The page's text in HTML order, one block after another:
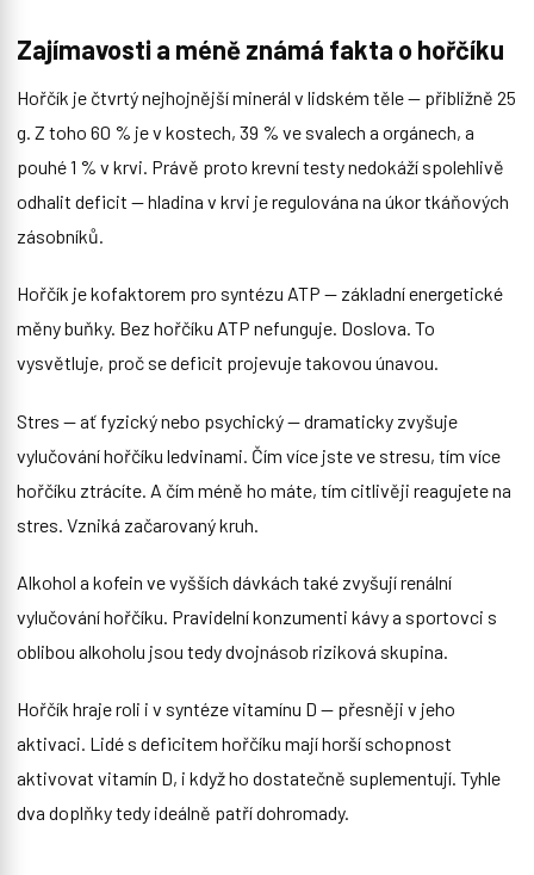
Zajímavosti a méně známá fakta o hořčíku
Hořčík je čtvrtý nejhojnější minerál v lidském těle — přibližně 25
g. Z toho 60 % je v kostech, 39 % ve svalech a orgánech, a
pouhé 1 % v krvi. Právě proto krevní testy nedokáží spolehlivě
odhalit deficit — hladina v krvi je regulována na úkor tkáňových
zásobníků.
Hořčík je kofaktorem pro syntézu ATP — základní energetické
měny buňky. Bez hořčíku ATP nefunguje. Doslova. To
vysvětluje, proč se deficit projevuje takovou únavou.
Stres — ať fyzický nebo psychický — dramaticky zvyšuje
vylučování hořčíku ledvinami. Čím více jste ve stresu, tím více
hořčíku ztrácíte. A čím méně ho máte, tím citlivěji reagujete na
stres. Vzniká začarovaný kruh.
Alkohol a kofein ve vyšších dávkách také zvyšují renální
vylučování hořčíku. Pravidelní konzumenti kávy a sportovci s
oblibou alkoholu jsou tedy dvojnásob riziková skupina.
Hořčík hraje roli i v syntéze vitamínu D — přesněji v jeho
aktivaci. Lidé s deficitem hořčíku mají horší schopnost
aktivovat vitamín D, i když ho dostatečně suplementují. Tyhle
dva doplňky tedy ideálně patří dohromady.